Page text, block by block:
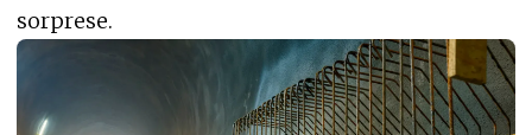
sorprese.